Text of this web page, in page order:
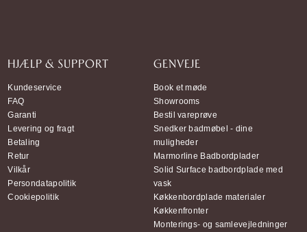
HJÆLP & SUPPORT
Kundeservice
FAQ
Garanti
Levering og fragt
Betaling
Retur
Vilkår
Persondatapolitik
Cookiepolitik
GENVEJE
Book et møde
Showrooms
Bestil vareprøve
Snedker badmøbel - dine
muligheder
Marmorline Badbordplader
Solid Surface badbordplade med
vask
Køkkenbordplade materialer
Køkkenfronter
Monterings- og samlevejledninger